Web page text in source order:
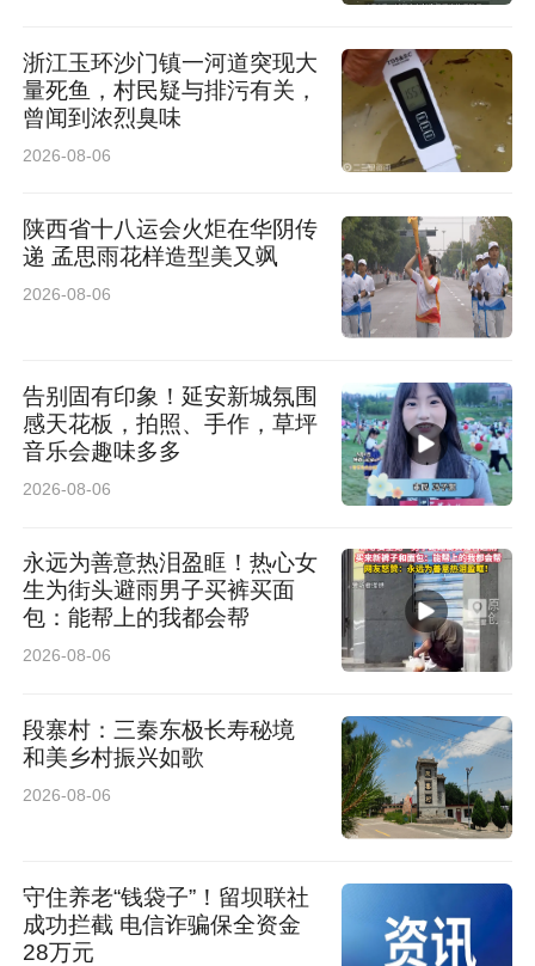
浙江玉环沙门镇一河道突现大
量死鱼，村民疑与排污有关，
曾闻到浓烈臭味
2026-08-06
陕西省十八运会火炬在华阴传
递 孟思雨花样造型美又飒
2026-08-06
告别固有印象！延安新城氛围
感天花板，拍照、手作，草坪
音乐会趣味多多
2026-08-06
永远为善意热泪盈眶！热心女
生为街头避雨男子买裤买面
包：能帮上的我都会帮
2026-08-06
段寨村：三秦东极长寿秘境
和美乡村振兴如歌
2026-08-06
守住养老“钱袋子”！留坝联社
成功拦截 电信诈骗保全资金
28万元